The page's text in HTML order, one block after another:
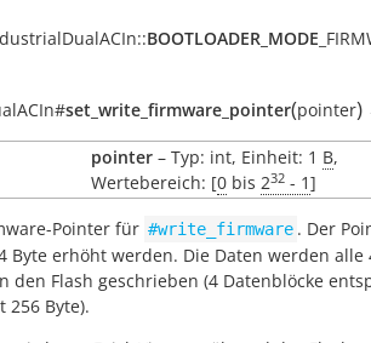
BOOTLOADER_MODE
#set_write_firmware_pointer(pointer)
pointer – Typ: int, Einheit: 1 B,
Wertebereich: [0 bis 232 - 1]
Pointer für #write_firmware . Der
Byte erhöht werden. Die Daten werden alle
den Flash geschrieben (4 Datenblöcke
256 Byte).